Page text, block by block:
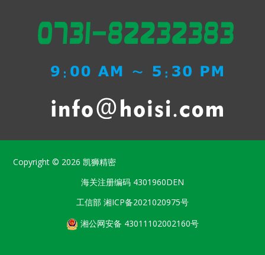
Copyright © 2026凯狮精密
海关注册编码 4301960DEN
工信部 湘ICP备2021020975号
湘公网安备 43011102002160号